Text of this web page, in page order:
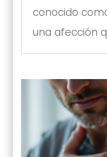
conocido
una afección